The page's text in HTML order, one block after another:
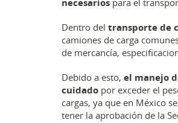
necesarios
Dentro del transporte de
camiones de carga
de mercancía,
Debido a esto, el manejo
cuidado por exceder el
cargas, ya que en México
tener la aprobación de la